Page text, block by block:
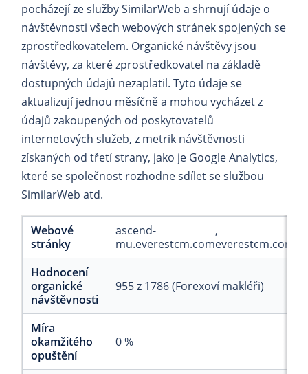
pocházejí ze služby SimilarWeb a shrnují údaje o
návštěvnosti všech webových stránek spojených se
zprostředkovatelem. Organické návštěvy jsou
návštěvy, za které zprostředkovatel na základě
dostupných údajů nezaplatil. Tyto údaje se
aktualizují jednou měsíčně a mohou vycházet z
údajů zakoupených od poskytovatelů
internetových služeb, z metrik návštěvnosti
získaných od třetí strany, jako je Google Analytics,
které se společnost rozhodne sdílet se službou
SimilarWeb atd.
Webové
stránky
ascend-
mu.everestcm.comeverestcm.com
Hodnocení
organické
návštěvnosti
955 z 1786 (Forexoví makléři)
Míra
okamžitého
opuštění
0 %